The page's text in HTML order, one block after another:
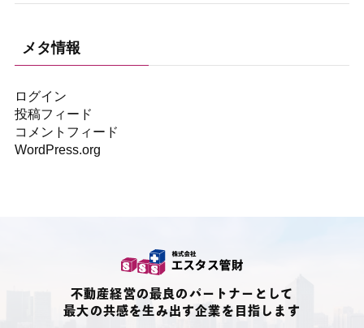
メタ情報
ログイン
投稿フィード
コメントフィード
WordPress.org
不動産経営の最良のパートナーとして
最大の共感を生み出す企業を目指します